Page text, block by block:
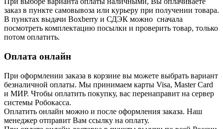
заказ в пункте самовывоза или курьеру при получении товара.
В пунктах выдачи Boxberry и СДЭК можно сначала
посмотреть комплектацию посылки и проверить товар, только
потом оплатить.
Оплата онлайн
При оформлении заказа в корзине вы можете выбрать вариант
безналичной оплаты. Мы принимаем карты Visa, Master Card
и МИР. Чтобы оплатить покупку, вас перенаправит на сервер
системы Робокасса.
Оплатить онлайн можно и после оформления заказа. Наш
менеджер отправит Вам ссылку на оплату.